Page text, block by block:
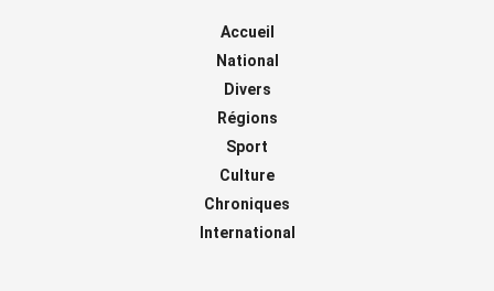
Accueil
National
Divers
Régions
Sport
Culture
Chroniques
International